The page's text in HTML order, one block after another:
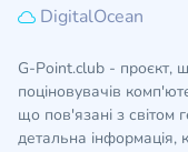
DigitalOcean
G-Point.club - проєкт,
поціновувачів
що пов'язані з світом
детальна інформація,